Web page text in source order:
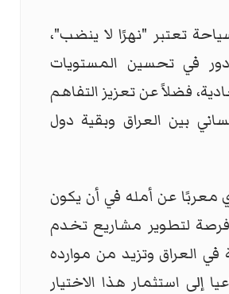
تعتبر "نهرًا لا ينضب"،
في تحسين المستويات
فضلاً عن تعزيز التفاهم
بين العراق وبقية دول
معربًا عن أمله في أن يكون
لتطوير مشاريع تخدم
العراق وتزيد من موارده
إلى استثمار هذا الاختيار